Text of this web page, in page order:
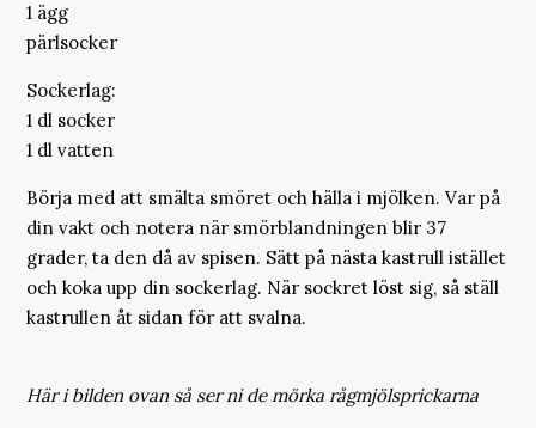
1 ägg
pärlsocker
Sockerlag:
1 dl socker
1 dl vatten
Börja med att smälta smöret och hälla i mjölken. Var på
din vakt och notera när smörblandningen blir 37
grader, ta den då av spisen. Sätt på nästa kastrull istället
och koka upp din sockerlag. När sockret löst sig, så ställ
kastrullen åt sidan för att svalna.
Här i bilden ovan så ser ni de mörka rågmjölsprickarna